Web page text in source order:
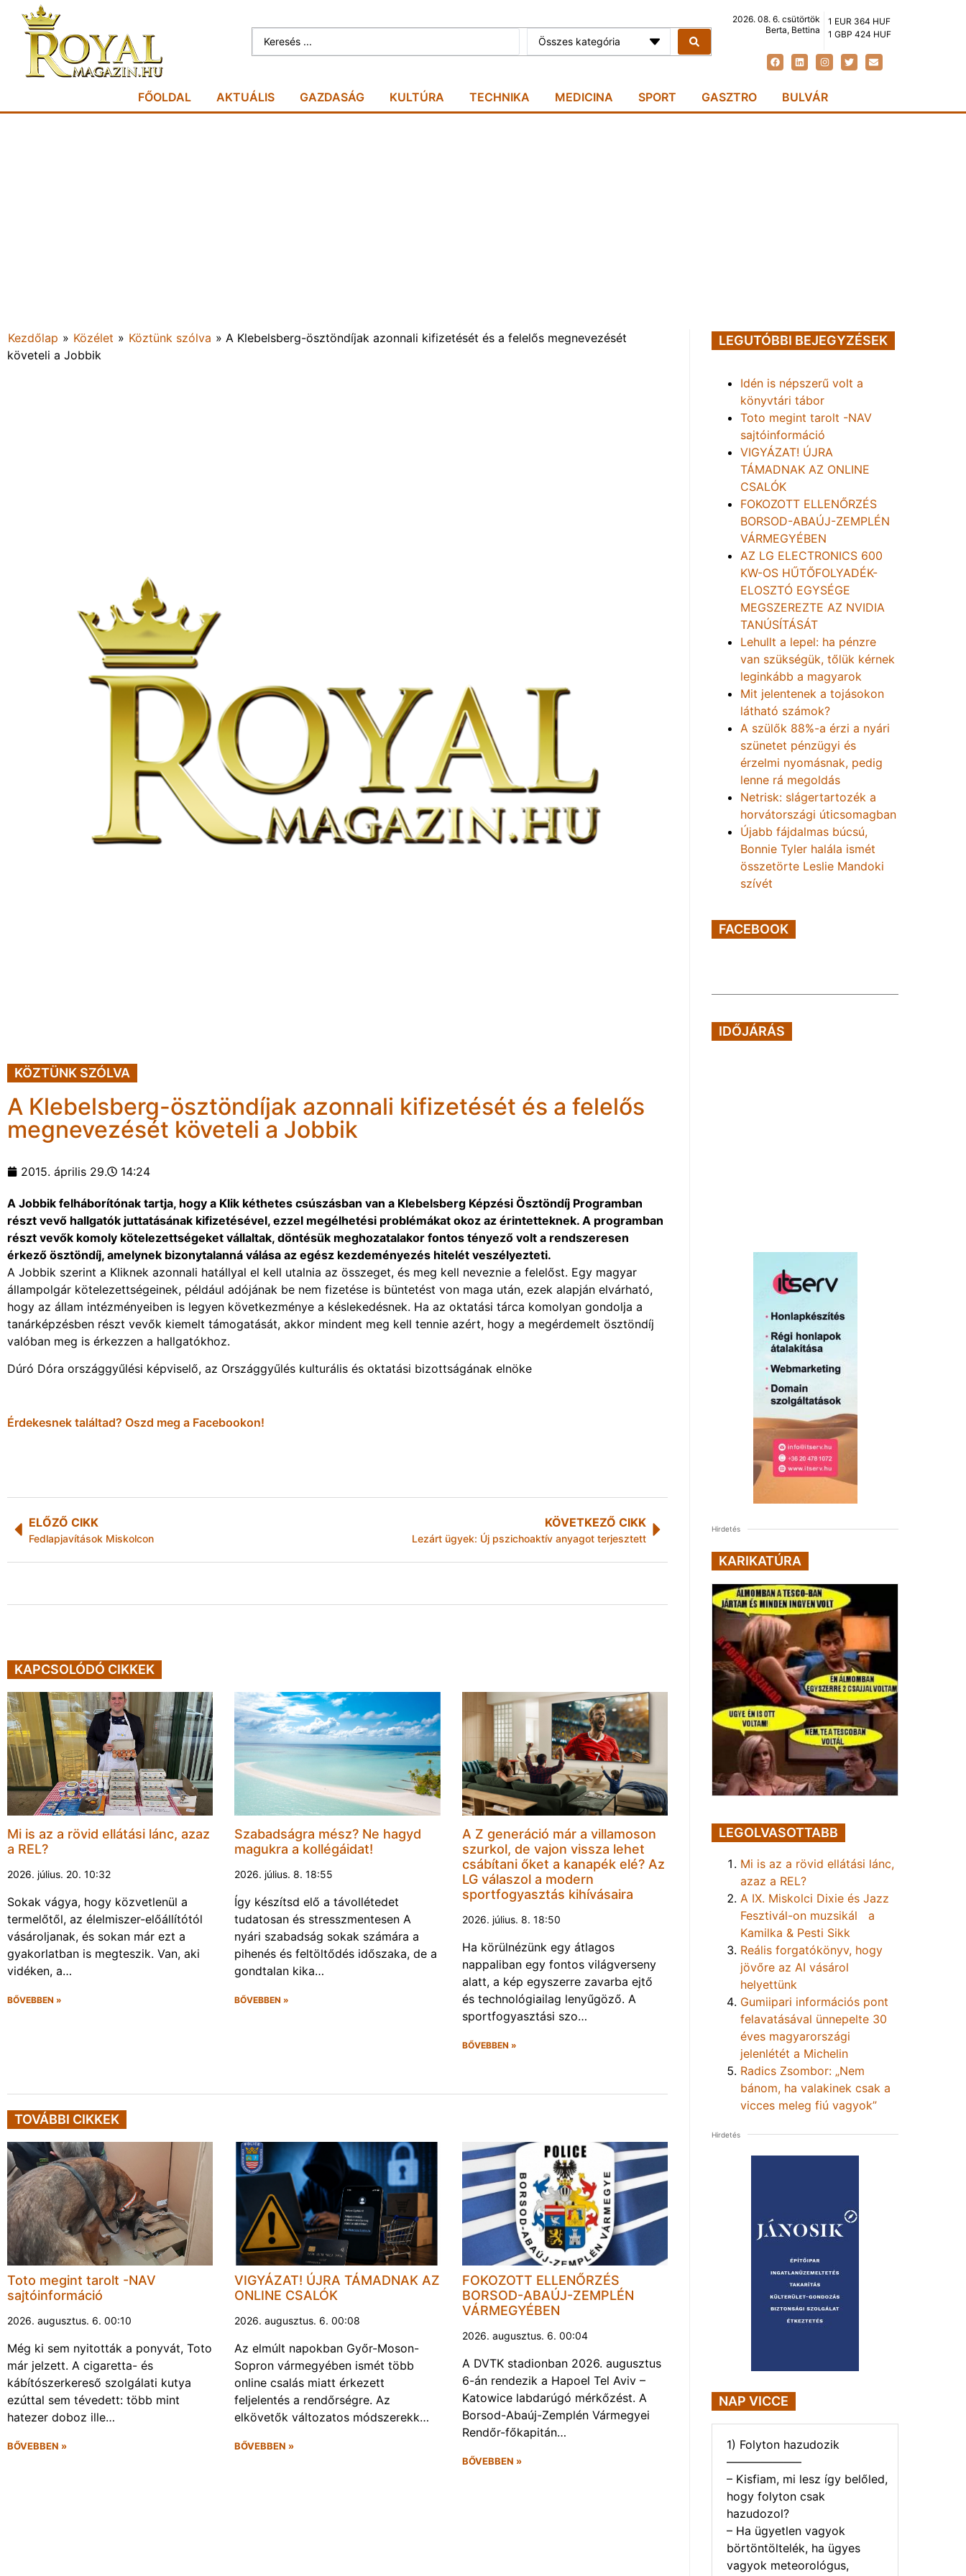
Összes kategória
2026. 08. 6. csütörtök
Berta, Bettina
1 EUR 364 HUF
1 GBP 424 HUF
FŐOLDAL AKTUÁLIS GAZDASÁG KULTÚRA TECHNIKA MEDICINA SPORT GASZTRO BULVÁR
Kezdőlap » Közélet » Köztünk szólva » A Klebelsberg-ösztöndíjak azonnali kifizetését és a felelős megnevezését
követeli a Jobbik
KÖZTÜNK SZÓLVA
A Klebelsberg-ösztöndíjak azonnali kifizetését és a felelős
megnevezését követeli a Jobbik
2015. április 29. 14:24
A Jobbik felháborítónak tartja, hogy a Klik kéthetes csúszásban van a Klebelsberg Képzési Ösztöndíj Programban
részt vevő hallgatók juttatásának kifizetésével, ezzel megélhetési problémákat okoz az érintetteknek. A programban
részt vevők komoly kötelezettségeket vállaltak, döntésük meghozatalakor fontos tényező volt a rendszeresen
érkező ösztöndíj, amelynek bizonytalanná válása az egész kezdeményezés hitelét veszélyezteti.
A Jobbik szerint a Kliknek azonnali hatállyal el kell utalnia az összeget, és meg kell neveznie a felelőst. Egy magyar
állampolgár kötelezettségeinek, például adójának be nem fizetése is büntetést von maga után, ezek alapján elvárható,
hogy az állam intézményeiben is legyen következménye a késlekedésnek. Ha az oktatási tárca komolyan gondolja a
tanárképzésben részt vevők kiemelt támogatását, akkor mindent meg kell tennie azért, hogy a megérdemelt ösztöndíj
valóban meg is érkezzen a hallgatókhoz.
Dúró Dóra országgyűlési képviselő, az Országgyűlés kulturális és oktatási bizottságának elnöke
Érdekesnek találtad? Oszd meg a Facebookon!
ELŐZŐ CIKK
Fedlapjavítások Miskolcon
KÖVETKEZŐ CIKK
Lezárt ügyek: Új pszichoaktív anyagot terjesztett
KAPCSOLÓDÓ CIKKEK
Mi is az a rövid ellátási lánc, azaz
a REL?
2026. július. 20. 10:32
Sokak vágya, hogy közvetlenül a
termelőtől, az élelmiszer-előállítótól
vásároljanak, és sokan már ezt a
gyakorlatban is megteszik. Van, aki
vidéken, a…
BŐVEBBEN »
Szabadságra mész? Ne hagyd
magukra a kollégáidat!
2026. július. 8. 18:55
Így készítsd elő a távollétedet
tudatosan és stresszmentesen A
nyári szabadság sokak számára a
pihenés és feltöltődés időszaka, de a
gondtalan kika…
BŐVEBBEN »
A Z generáció már a villamoson
szurkol, de vajon vissza lehet
csábítani őket a kanapék elé? Az
LG válaszol a modern
sportfogyasztás kihívásaira
2026. július. 8. 18:50
Ha körülnézünk egy átlagos
nappaliban egy fontos világverseny
alatt, a kép egyszerre zavarba ejtő
és technológiailag lenyűgöző. A
sportfogyasztási szo…
BŐVEBBEN »
TOVÁBBI CIKKEK
Toto megint tarolt -NAV
sajtóinformáció
2026. augusztus. 6. 00:10
Még ki sem nyitották a ponyvát, Toto
már jelzett. A cigaretta- és
kábítószerkereső szolgálati kutya
ezúttal sem tévedett: több mint
hatezer doboz ille…
BŐVEBBEN »
VIGYÁZAT! ÚJRA TÁMADNAK AZ
ONLINE CSALÓK
2026. augusztus. 6. 00:08
Az elmúlt napokban Győr-Moson-
Sopron vármegyében ismét több
online csalás miatt érkezett
feljelentés a rendőrségre. Az
elkövetők változatos módszerekk…
BŐVEBBEN »
FOKOZOTT ELLENŐRZÉS
BORSOD-ABAÚJ-ZEMPLÉN
VÁRMEGYÉBEN
2026. augusztus. 6. 00:04
A DVTK stadionban 2026. augusztus
6-án rendezik a Hapoel Tel Aviv –
Katowice labdarúgó mérkőzést. A
Borsod-Abaúj-Zemplén Vármegyei
Rendőr-főkapitán…
BŐVEBBEN »
LEGUTÓBBI BEJEGYZÉSEK
Idén is népszerű volt a
könyvtári tábor
Toto megint tarolt -NAV
sajtóinformáció
VIGYÁZAT! ÚJRA
TÁMADNAK AZ ONLINE
CSALÓK
FOKOZOTT ELLENŐRZÉS
BORSOD-ABAÚJ-ZEMPLÉN
VÁRMEGYÉBEN
AZ LG ELECTRONICS 600
KW-OS HŰTŐFOLYADÉK-
ELOSZTÓ EGYSÉGE
MEGSZEREZTE AZ NVIDIA
TANÚSÍTÁSÁT
Lehullt a lepel: ha pénzre
van szükségük, tőlük kérnek
leginkább a magyarok
Mit jelentenek a tojásokon
látható számok?
A szülők 88%-a érzi a nyári
szünetet pénzügyi és
érzelmi nyomásnak, pedig
lenne rá megoldás
Netrisk: slágertartozék a
horvátországi úticsomagban
Újabb fájdalmas búcsú,
Bonnie Tyler halála ismét
összetörte Leslie Mandoki
szívét
FACEBOOK
IDŐJÁRÁS
Hirdetés
KARIKATÚRA
LEGOLVASOTTABB
Mi is az a rövid ellátási lánc,
azaz a REL?
A IX. Miskolci Dixie és Jazz
Fesztivál-on muzsikál a
Kamilka & Pesti Sikk
Reális forgatókönyv, hogy
jövőre az AI vásárol
helyettünk
Gumiipari információs pont
felavatásával ünnepelte 30
éves magyarországi
jelenlétét a Michelin
Radics Zsombor: „Nem
bánom, ha valakinek csak a
vicces meleg fiú vagyok”
Hirdetés
NAP VICCE
1) Folyton hazudozik
——————–
– Kisfiam, mi lesz így belőled,
hogy folyton csak
hazudozol?
– Ha ügyetlen vagyok
börtöntöltelék, ha ügyes
vagyok meteorológus,